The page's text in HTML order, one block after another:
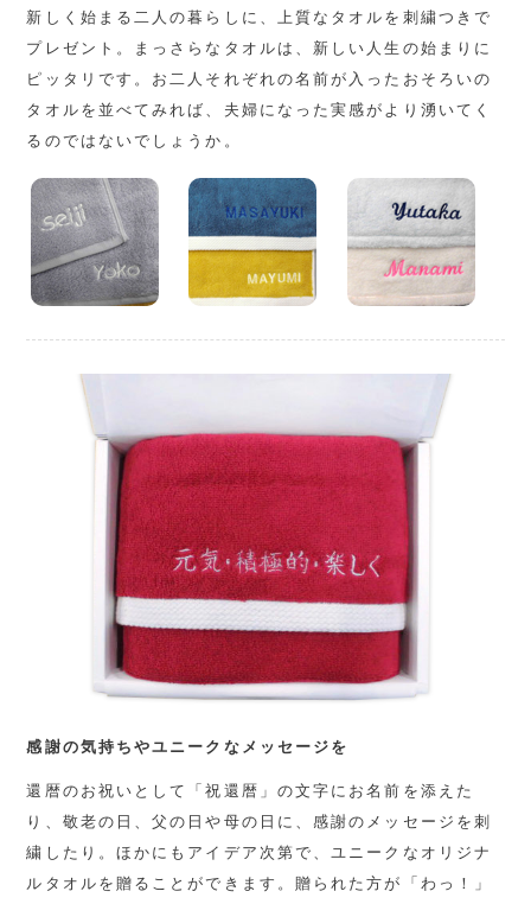
新しく始まる二人の暮らしに、上質なタオルを刺繍つきで
プレゼント。まっさらなタオルは、新しい人生の始まりに
ピッタリです。お二人それぞれの名前が入ったおそろいの
タオルを並べてみれば、夫婦になった実感がより湧いてく
るのではないでしょうか。
感謝の気持ちやユニークなメッセージを
還暦のお祝いとして「祝還暦」の文字にお名前を添えた
り、敬老の日、父の日や母の日に、感謝のメッセージを刺
繍したり。ほかにもアイデア次第で、ユニークなオリジナ
ルタオルを贈ることができます。贈られた方が「わっ！」